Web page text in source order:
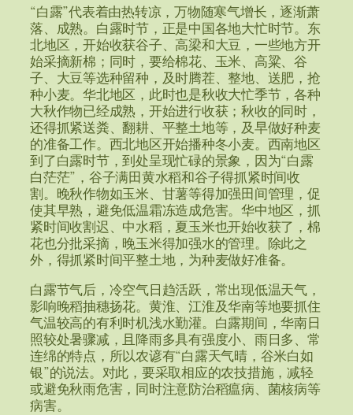
“白露”代表着由热转凉，万物随寒气增长，逐渐萧
落、成熟。白露时节，正是中国各地大忙时节。东
北地区，开始收获谷子、高梁和大豆，一些地方开
始采摘新棉；同时，要给棉花、玉米、高粱、谷
子、大豆等选种留种，及时腾茬、整地、送肥，抢
种小麦。华北地区，此时也是秋收大忙季节，各种
大秋作物已经成熟，开始进行收获；秋收的同时，
还得抓紧送粪、翻耕、平整土地等，及早做好种麦
的准备工作。西北地区开始播种冬小麦。西南地区
到了白露时节，到处呈现忙碌的景象，因为“白露
白茫茫”，谷子满田黄水稻和谷子得抓紧时间收
割。晚秋作物如玉米、甘薯等得加强田间管理，促
使其早熟，避免低温霜冻造成危害。华中地区，抓
紧时间收割迟、中水稻，夏玉米也开始收获了，棉
花也分批采摘，晚玉米得加强水的管理。除此之
外，得抓紧时间平整土地，为种麦做好准备。
白露节气后，冷空气日趋活跃，常出现低温天气，
影响晚稻抽穗扬花。黄淮、江淮及华南等地要抓住
气温较高的有利时机浅水勤灌。白露期间，华南日
照较处暑骤减，且降雨多具有强度小、雨日多、常
连绵的特点，所以农谚有“白露天气晴，谷米白如
银”的说法。对此，要采取相应的农技措施，减轻
或避免秋雨危害，同时注意防治稻瘟病、菌核病等
病害。